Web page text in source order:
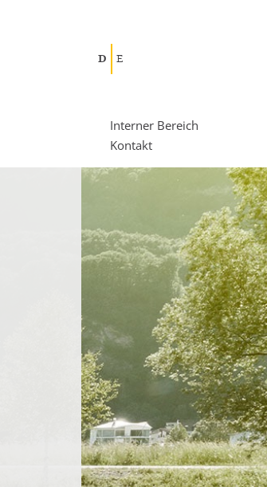
D E
Interner Bereich
Kontakt